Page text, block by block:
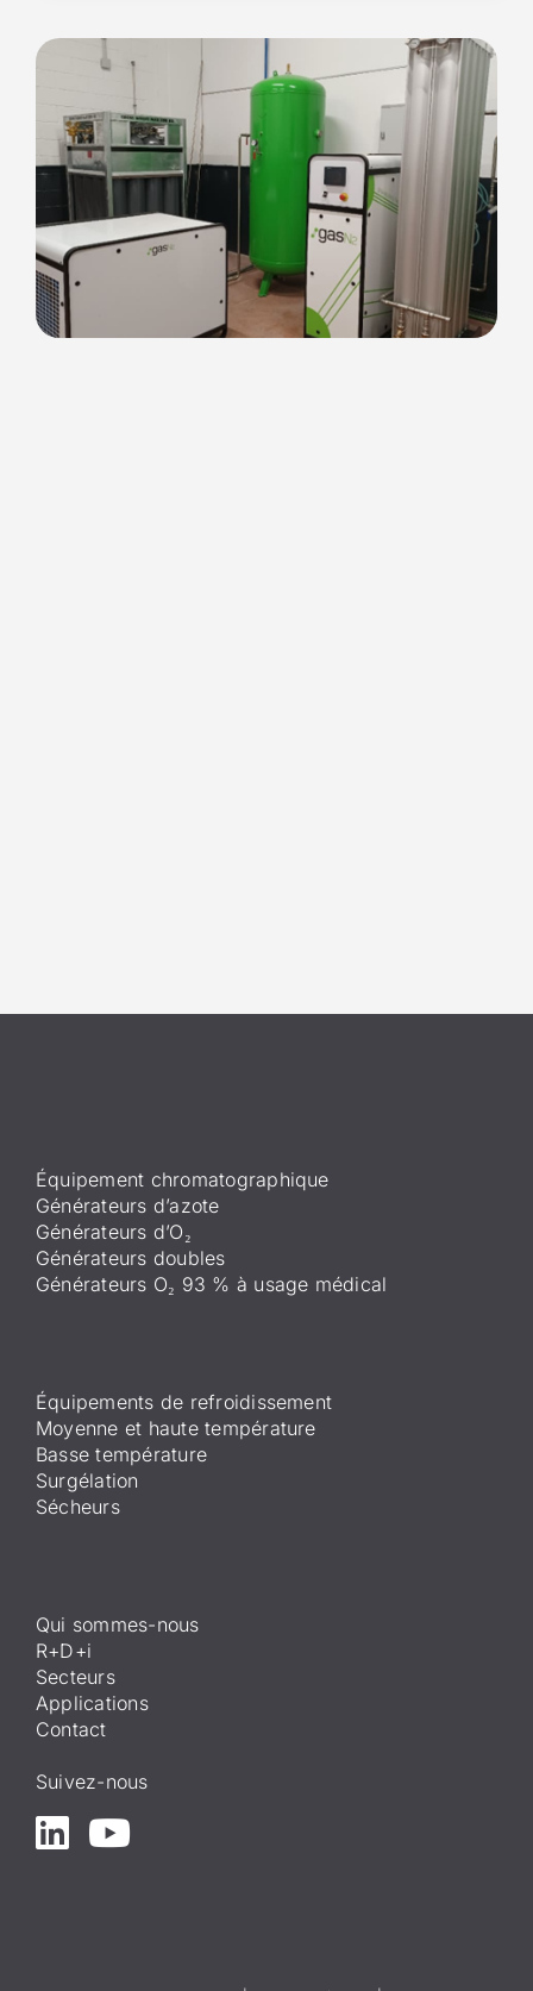
Équipement chromatographique
Générateurs d’azote
Générateurs d’O₂
Générateurs doubles
Générateurs O₂ 93 % à usage médical
Équipements de refroidissement
Moyenne et haute température
Basse température
Surgélation
Sécheurs
Qui sommes-nous
R+D+i
Secteurs
Applications
Contact
Suivez-nous